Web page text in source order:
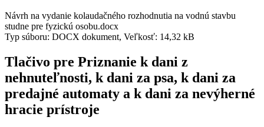
Návrh na vydanie kolaudačného rozhodnutia na vodnú stavbu
studne pre fyzickú osobu.docx
Typ súboru: DOCX dokument, Veľkosť: 14,32 kB
Tlačivo pre Priznanie k dani z
nehnuteľnosti, k dani za psa, k dani za
predajné automaty a k dani za nevýherné
hracie prístroje